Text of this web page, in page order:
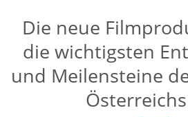
Die neue
die wichtigsten
und Meilensteine